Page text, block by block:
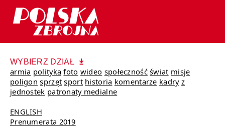
WYBIERZ DZIAŁ
armia polityka foto wideo społeczność świat misje
poligon sprzęt sport historia komentarze kadry z
jednostek patronaty medialne
ENGLISH
Prenumerata 2019